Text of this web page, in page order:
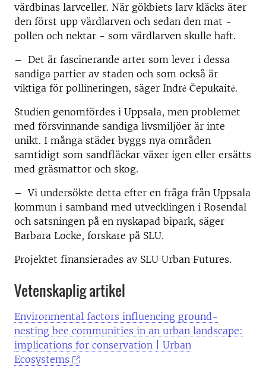
värdbinas larvceller. När gökbiets larv kläcks äter
den först upp värdlarven och sedan den mat -
pollen och nektar - som värdlarven skulle haft.
– Det är fascinerande arter som lever i dessa
sandiga partier av staden och som också är
viktiga för pollineringen, säger Indrė Čepukaitė.
Studien genomfördes i Uppsala, men problemet
med försvinnande sandiga livsmiljöer är inte
unikt. I många städer byggs nya områden
samtidigt som sandfläckar växer igen eller ersätts
med gräsmattor och skog.
– Vi undersökte detta efter en fråga från Uppsala
kommun i samband med utvecklingen i Rosendal
och satsningen på en nyskapad bipark, säger
Barbara Locke, forskare på SLU.
Projektet finansierades av SLU Urban Futures.
Vetenskaplig artikel
Environmental factors influencing ground-
nesting bee communities in an urban landscape:
implications for conservation | Urban
Ecosystems